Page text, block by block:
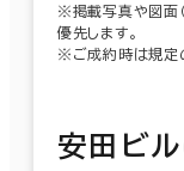
※掲載写真や図面
優先します。
※ご成約時は規定
安田ビ